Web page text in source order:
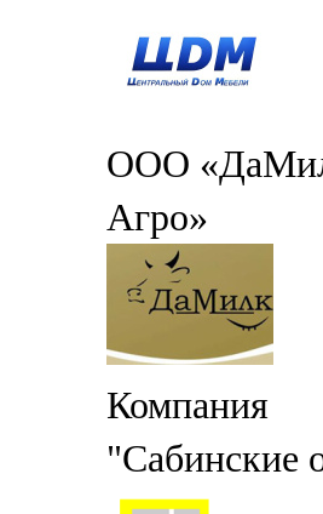
ООО
Агро»
Компания
"Сабинские